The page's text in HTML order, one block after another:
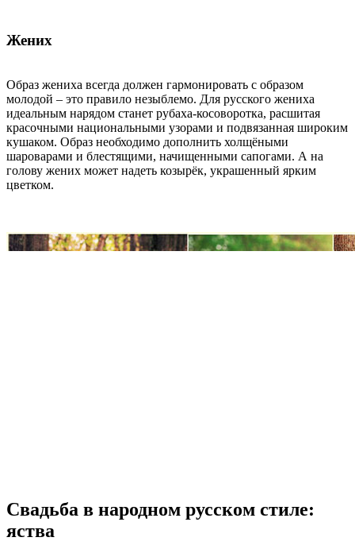
Жених
Образ жениха всегда должен гармонировать с образом
молодой – это правило незыблемо. Для русского жениха
идеальным нарядом станет рубаха-косоворотка, расшитая
красочными национальными узорами и подвязанная широким
кушаком. Образ необходимо дополнить холщёными
шароварами и блестящими, начищенными сапогами. А на
голову жених может надеть козырёк, украшенный ярким
цветком.
Свадьба в народном русском стиле:
яства